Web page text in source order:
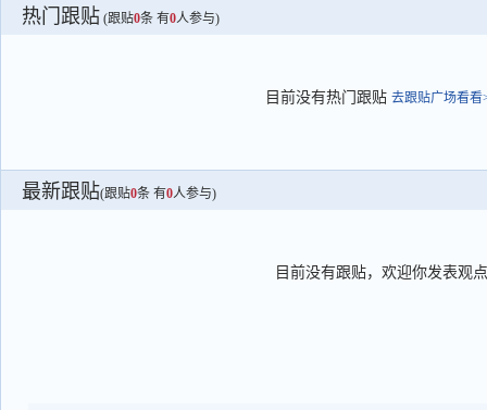
热门跟贴 (跟贴0条 有0人参与)
目前没有热门跟贴 去跟贴广场看看
最新跟贴(跟贴0条 有0人参与)
目前没有跟贴，欢迎你发表观点